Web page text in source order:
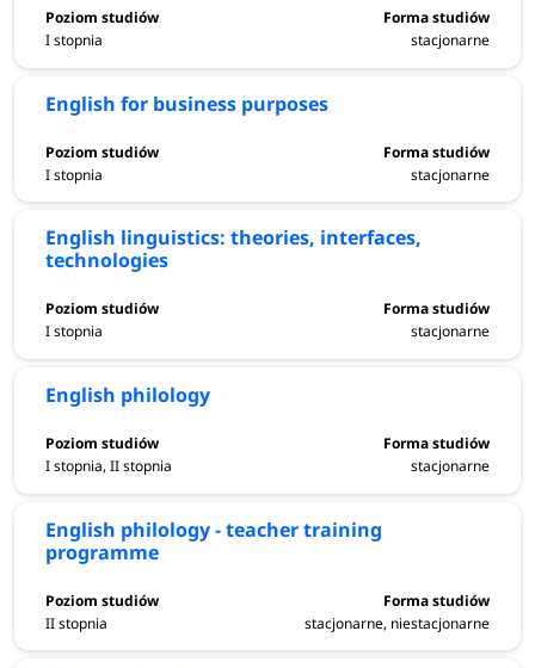
I stopnia stacjonarne
English for business purposes
I stopnia stacjonarne
English linguistics: theories, interfaces,
technologies
I stopnia stacjonarne
English philology
I stopnia, II stopnia stacjonarne
English philology - teacher training
programme
II stopnia stacjonarne, niestacjonarne